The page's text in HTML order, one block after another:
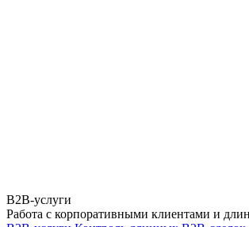
B2B-услуги
Работа с корпоративными клиентами и